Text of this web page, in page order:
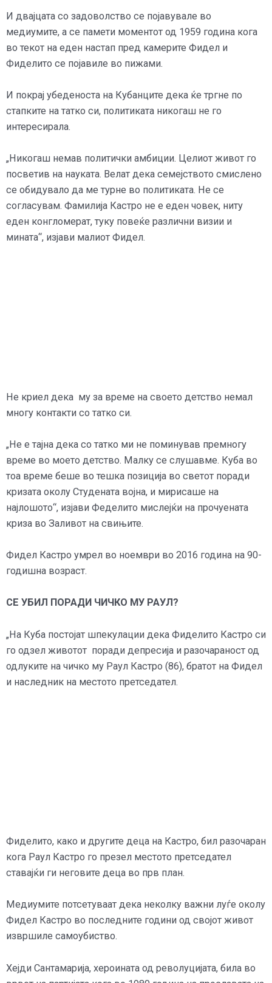
И двајцата со задоволство се појавувале во
медиумите, а се памети моментот од 1959 година кога
во текот на еден настап пред камерите Фидел и
Фиделито се појавиле во пижами.
И покрај убеденоста на Кубанците дека ќе тргне по
стапките на татко си, политиката никогаш не го
интересирала.
„Никогаш немав политички амбиции. Целиот живот го
посветив на науката. Велат дека семејството смислено
се обидувало да ме турне во политиката. Не се
согласувам. Фамилија Кастро не е еден човек, ниту
еден конгломерат, туку повеќе различни визии и
мината“, изјави малиот Фидел.
Не криел дека му за време на своето детство немал
многу контакти со татко си.
„Не е тајна дека со татко ми не поминував премногу
време во моето детство. Малку се слушавме. Куба во
тоа време беше во тешка позиција во светот поради
кризата околу Студената војна, и мирисаше на
најлошото“, изјави Феделито мислејќи на прочуената
криза во Заливот на свињите.
Фидел Кастро умрел во ноември во 2016 година на 90-
годишна возраст.
СЕ УБИЛ ПОРАДИ ЧИЧКО МУ РАУЛ?
„На Куба постојат шпекулации дека Фиделито Кастро си
го одзел животот поради депресија и разочараност од
одлуките на чичко му Раул Кастро (86), братот на Фидел
и наследник на местото претседател.
Фиделито, како и другите деца на Кастро, бил разочаран
кога Раул Кастро го презел местото претседател
ставајќи ги неговите деца во прв план.
Медиумите потсетуваат дека неколку важни луѓе околу
Фидел Кастро во последните години од својот живот
извршиле самоубиство.
Хејди Сантамарија, хероината од револуцијата, била во